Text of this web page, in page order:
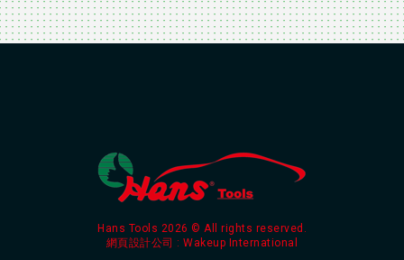
Hans Tools 2026 © All rights reserved.
網頁設計公司 : Wakeup International